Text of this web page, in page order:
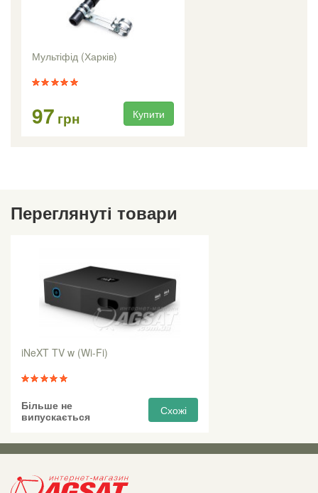
Мультіфід (Харків)
97 грн Купити
Переглянуті товари
iNeXT TV w (Wi-Fi)
Більше не
випускається
Схожі